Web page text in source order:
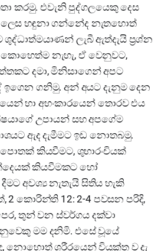
කරමු. එවැනි පුද්ගලයෙකු දෙස
හඳුනා ගන්නේද නැතහොත්
ලැබී ඇත්දැයි ප්‍රශ්න
කොහෙත්ම නැහැ, ඒ වෙනුවට,
දමා, මිනිසාගෙන් අපට
ඉගෙන ගනිමු. අන් අයට දැනුම දෙන
හා අහංකාරයෙන් තොරව එය
උපායන් සහ අපගේම
ඇද දැමීමට ඉඩ නොතබමු.
කියවීමට, ශුභාරංචියක්
කියවීමකට හෝ
අවශ්‍ය නැතැයි සිතිය හැකි
2 කොරින්ති 12: 2-4 පවසන පරිදි,
තුන් වන ස්වර්ගය දක්වා
මම දනිමි. එසේ වූයේ
නොහොත් ශරීරයෙන් වියුක්ත ව දැ